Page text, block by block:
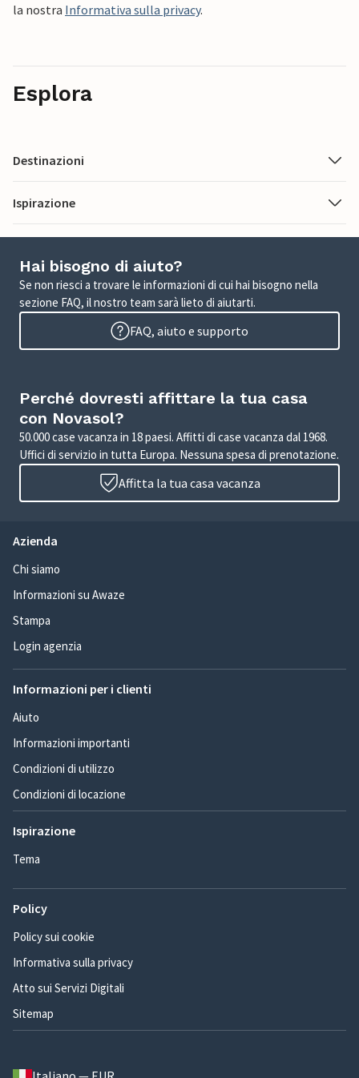
la nostra Informativa sulla privacy.
Esplora
Destinazioni
Ispirazione
Hai bisogno di aiuto?
Se non riesci a trovare le informazioni di cui hai bisogno nella
sezione FAQ, il nostro team sarà lieto di aiutarti.
FAQ, aiuto e supporto
Perché dovresti affittare la tua casa
con Novasol?
50.000 case vacanza in 18 paesi. Affitti di case vacanza dal 1968.
Uffici di servizio in tutta Europa. Nessuna spesa di prenotazione.
Affitta la tua casa vacanza
Azienda
Chi siamo
Informazioni su Awaze
Stampa
Login agenzia
Informazioni per i clienti
Aiuto
Informazioni importanti
Condizioni di utilizzo
Condizioni di locazione
Ispirazione
Tema
Policy
Policy sui cookie
Informativa sulla privacy
Atto sui Servizi Digitali
Sitemap